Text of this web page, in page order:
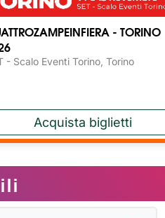
- TORINO
- Scalo Eventi Torino, Torino